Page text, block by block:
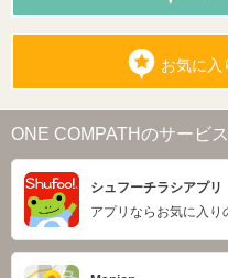
お気に入
ONE COMPATHのサービス
シュフーチラシアプリ
アプリならお気に入り